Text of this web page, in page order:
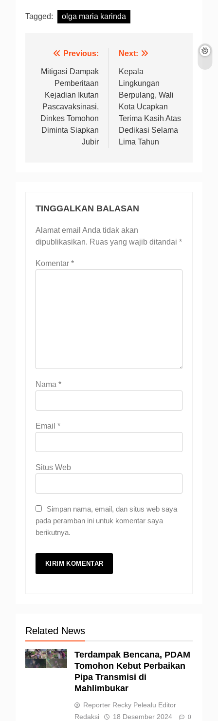
Tagged: olga maria karinda
Navigasi
pos
Previous:
Mitigasi Dampak
Pemberitaan
Kejadian Ikutan
Pascavaksinasi,
Dinkes Tomohon
Diminta Siapkan
Jubir
Next:
Kepala
Lingkungan
Berpulang, Wali
Kota Ucapkan
Terima Kasih Atas
Dedikasi Selama
Lima Tahun
TINGGALKAN BALASAN
Alamat email Anda tidak akan
dipublikasikan. Ruas yang wajib ditandai *
Komentar *
Nama *
Email *
Situs Web
Simpan nama, email, dan situs web saya
pada peramban ini untuk komentar saya
berikutnya.
Related News
Terdampak Bencana, PDAM
Tomohon Kebut Perbaikan
Pipa Transmisi di
Mahlimbukar
Reporter Recky Pelealu Editor
Redaksi
18 Desember 2024 0